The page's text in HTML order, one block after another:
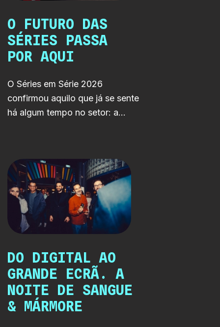
O FUTURO DAS
SÉRIES PASSA
POR AQUI
O Séries em Série 2026
confirmou aquilo que já se sente
há algum tempo no setor: a
DO DIGITAL AO
GRANDE ECRÃ. A
NOITE DE SANGUE
& MÁRMORE